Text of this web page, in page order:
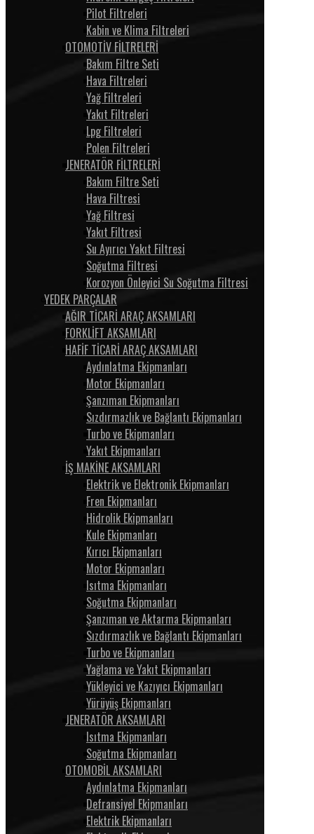
Pilot Filtreleri
Kabin ve Klima Filtreleri
OTOMOTİV FİLTRELERİ
Bakım Filtre Seti
Hava Filtreleri
Yağ Filtreleri
Yakıt Filtreleri
Lpg Filtreleri
Polen Filtreleri
JENERATÖR FİLTRELERİ
Bakım Filtre Seti
Hava Filtresi
Yağ Filtresi
Yakıt Filtresi
Su Ayırıcı Yakıt Filtresi
Soğutma Filtresi
Korozyon Önleyici Su Soğutma Filtresi
YEDEK PARÇALAR
AĞIR TİCARİ ARAÇ AKSAMLARI
FORKLİFT AKSAMLARI
HAFİF TİCARİ ARAÇ AKSAMLARI
Aydınlatma Ekipmanları
Motor Ekipmanları
Şanzıman Ekipmanları
Sızdırmazlık ve Bağlantı Ekipmanları
Turbo ve Ekipmanları
Yakıt Ekipmanları
İŞ MAKİNE AKSAMLARI
Elektrik ve Elektronik Ekipmanları
Fren Ekipmanları
Hidrolik Ekipmanları
Kule Ekipmanları
Kırıcı Ekipmanları
Motor Ekipmanları
Isıtma Ekipmanları
Soğutma Ekipmanları
Şanzıman ve Aktarma Ekipmanları
Sızdırmazlık ve Bağlantı Ekipmanları
Turbo ve Ekipmanları
Yağlama ve Yakıt Ekipmanları
Yükleyici ve Kazıyıcı Ekipmanları
Yürüyüş Ekipmanları
JENERATÖR AKSAMLARI
Isıtma Ekipmanları
Soğutma Ekipmanları
OTOMOBİL AKSAMLARI
Aydınlatma Ekipmanları
Defransiyel Ekipmanları
Elektrik Ekipmanları